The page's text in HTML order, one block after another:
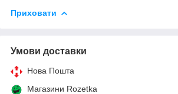
Приховати
Умови доставки
Нова Пошта
Магазини Rozetka